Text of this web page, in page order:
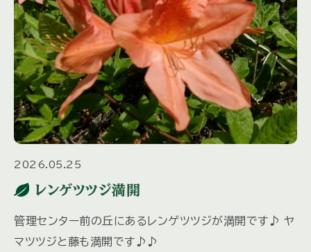
2026.05.25
レンゲツツジ満開
管理センター前の丘にあるレンゲツツジが満開です♪ ヤ
マツツジと藤も満開です♪♪